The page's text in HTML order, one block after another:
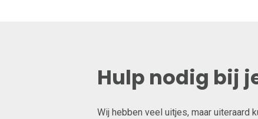
Hulp nodig bij
Wij hebben veel uitjes, maar uiteraard